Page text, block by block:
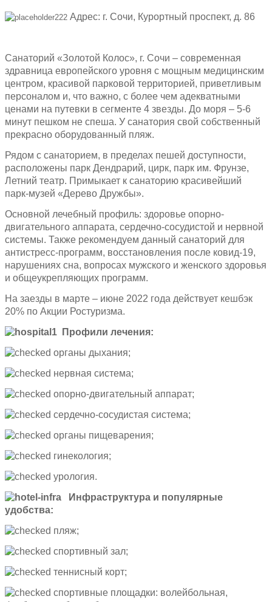
Адрес: г. Сочи, Курортный проспект, д. 86
Санаторий «Золотой Колос», г. Сочи – современная
здравница европейского уровня с мощным медицинским
центром, красивой парковой территорией, приветливым
персоналом и, что важно, с более чем адекватными
ценами на путевки в сегменте 4 звезды. До моря – 5-6
минут пешком не спеша. У санатория свой собственный
прекрасно оборудованный пляж.
Рядом с санаторием, в пределах пешей доступности,
расположены парк Дендрарий, цирк, парк им. Фрунзе,
Летний театр. Примыкает к санаторию красивейший
парк-музей «Дерево Дружбы».
Основной лечебный профиль: здоровье опорно-
двигательного аппарата, сердечно-сосудистой и нервной
системы. Также рекомендуем данный санаторий для
антистресс-программ, восстановления после ковид-19,
нарушениях сна, вопросах мужского и женского здоровья
и общеукрепляющих программ.
На заезды в марте – июне 2022 года действует кешбэк
20% по Акции Ростуризма.
Профили лечения:
органы дыхания;
нервная система;
опорно-двигательный аппарат;
сердечно-сосудистая система;
органы пищеварения;
гинекология;
урология.
Инфраструктура и популярные
удобства:
пляж;
спортивный зал;
теннисный корт;
спортивные площадки: волейбольная,